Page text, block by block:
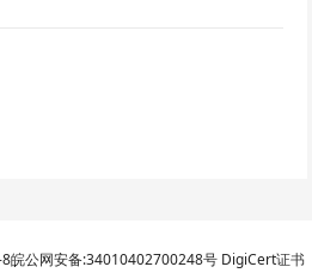
皖公网安备:34010402700248号 DigiCert证书